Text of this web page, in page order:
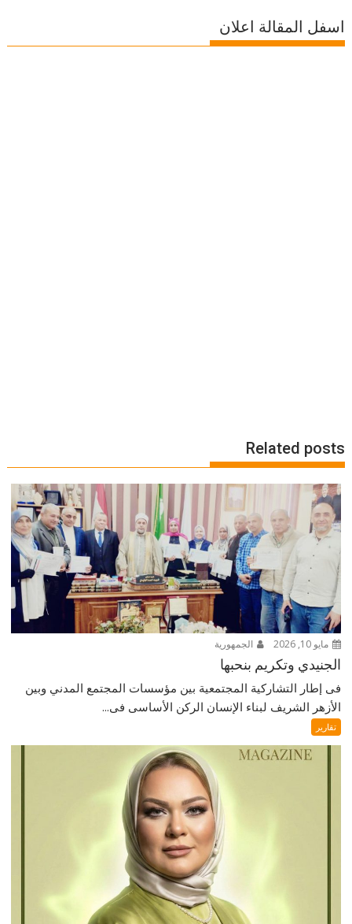
اسفل المقالة اعلان
Related posts
مايو 10, 2026 الجمهورية
الجنيدي وتكريم بنحبها
فى إطار التشاركية المجتمعية بين مؤسسات المجتمع المدني وبين
الأزهر الشريف لبناء الإنسان الركن الأساسى فى...
تقارير